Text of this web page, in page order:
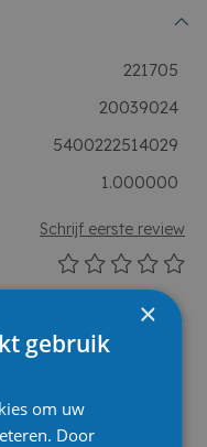
221705
20039024
5400222514029
1.000000
Schrijf eerste review
×
gebruik
om uw
Door